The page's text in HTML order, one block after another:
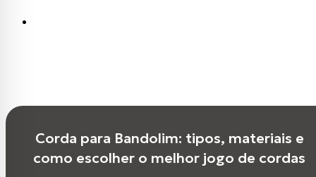
Corda para Bandolim: tipos, materiais e
como escolher o melhor jogo de cordas